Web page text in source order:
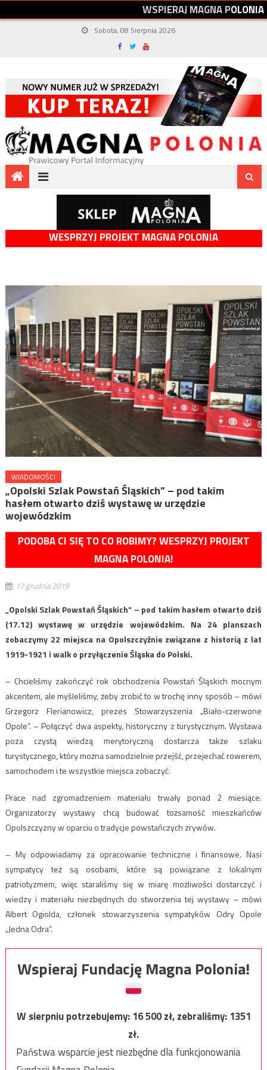
WSPIERAJMAGNAPOLONIA
Sobota, 08 Sierpnia 2026
WESPRZYJ PROJEKT MAGNA POLONIA
WIADOMOŚCI
„Opolski Szlak Powstań Śląskich” – pod takim
hasłem otwarto dziś wystawę w urzędzie
wojewódzkim
PODOBA CI SIĘ TO CO ROBIMY? WESPRZYJ PROJEKT
MAGNA POLONIA!
17 grudnia 2019
„Opolski Szlak Powstań Śląskich” – pod takim hasłem otwarto dziś
(17.12) wystawę w urzędzie wojewódzkim. Na 24 planszach
zobaczymy 22 miejsca na Opolszczyźnie związane z historią z lat
1919-1921 i walk o przyłączenie Śląska do Polski.
– Chcieliśmy zakończyć rok obchodzenia Powstań Śląskich mocnym
akcentem, ale myśleliśmy, żeby zrobić to w trochę inny sposób – mówi
Grzegorz Flerianowicz, prezes Stowarzyszenia „Biało-czerwone
Opole”. – Połączyć dwa aspekty, historyczny z turystycznym. Wystawa
poza czystą wiedzą merytoryczną dostarcza także szlaku
turystycznego, który można samodzielnie przejść, przejechać rowerem,
samochodem i te wszystkie miejsca zobaczyć.
Prace nad zgromadzeniem materiału trwały ponad 2 miesiące.
Organizatorzy wystawy chcą budować tożsamość mieszkańców
Opolszczyzny w oparciu o tradycje powstańczych zrywów.
– My odpowiadamy za opracowanie techniczne i finansowe. Nasi
sympatycy też są osobami, które są powiązane z lokalnym
patriotyzmem, więc staraliśmy się w miarę możliwości dostarczyć i
wiedzy i materiału niezbędnych do stworzenia tej wystawy – mówi
Albert Ogiolda, członek stowarzyszenia sympatyków Odry Opole
„Jedna Odra”.
Wspieraj Fundację Magna Polonia!
W sierpniu potrzebujemy:16 500zł, zebraliśmy:1351
zł.
Państwa wsparcie jest niezbędne dla funkcjonowania